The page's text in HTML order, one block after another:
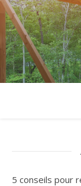
5 conseils pour